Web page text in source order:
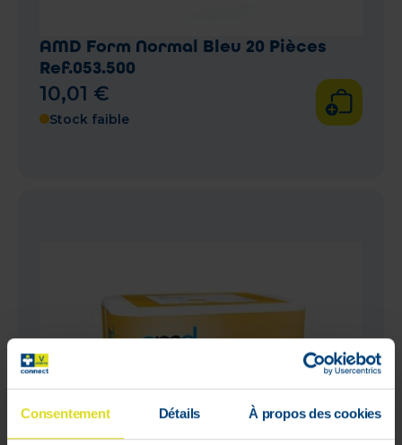
Consentement Détails À propos des cookies
AMD Form Normal Bleu 20 Pièces
Ref.053.500
10,01 €
Stock faible